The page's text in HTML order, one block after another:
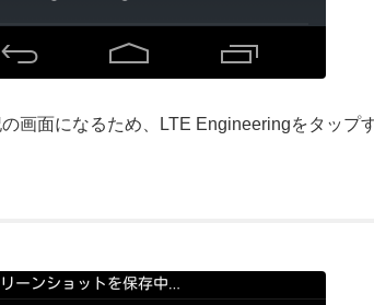
画面になるため、LTE Engineeringをタップ